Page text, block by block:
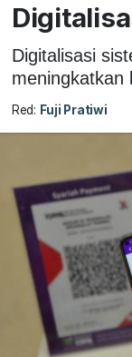
Digitalisasi
meningkatkan
Red: Fuji Pratiwi